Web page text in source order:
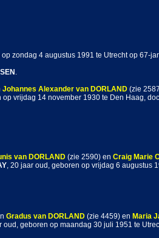
zondag 4 augustus 1991 te Utrecht op 67-
.
Johannes Alexander van DORLAND (zie
op vrijdag 14 november 1930 te Den Haag,
van DORLAND (zie 2590) en Craig Marie
, 20 jaar oud, geboren op vrijdag 6 augustus
Gradus van DORLAND (zie 4459) en Maria
oud, geboren op maandag 30 juli 1951 te